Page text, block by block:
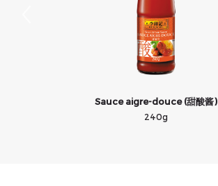
Sauce aigre-douce (甜酸酱)
240g